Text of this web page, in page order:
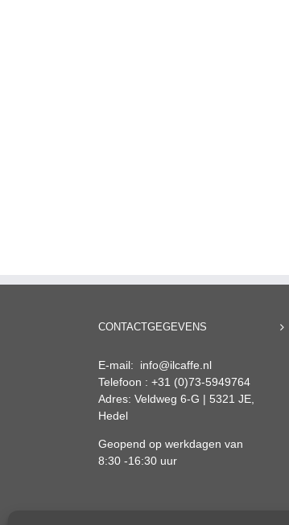
CONTACTGEGEVENS
E-mail: info@ilcaffe.nl
Telefoon : +31 (0)73-5949764
Adres: Veldweg 6-G | 5321 JE,
Hedel
Geopend op werkdagen van
8:30 -16:30 uur